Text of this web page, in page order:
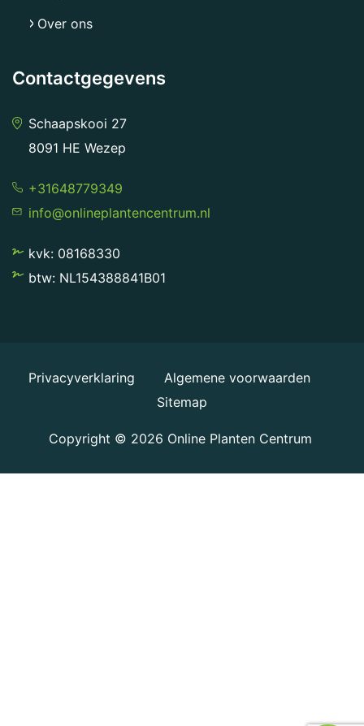
Over ons
Contactgegevens
Schaapskooi 27
8091 HE Wezep
+31648779349
info@onlineplantencentrum.nl
kvk: 08168330
btw: NL154388841B01
Privacyverklaring
Algemene voorwaarden
Sitemap
Copyright © 2026 Online Planten Centrum